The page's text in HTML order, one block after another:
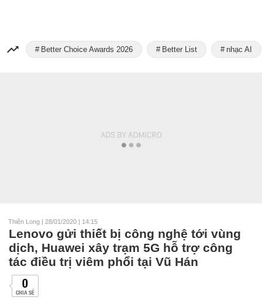
Better Choice Awards 2026 Better List nhạc AI
Thiên Long | 28/01/2020 | 14:15
Lenovo gửi thiết bị công nghệ tới vùng
dịch, Huawei xây trạm 5G hỗ trợ công
tác điều trị viêm phổi tại Vũ Hán
0
CHIA SẺ